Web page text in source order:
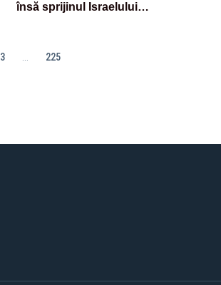
însă sprijinul Israelului
3 ... 225